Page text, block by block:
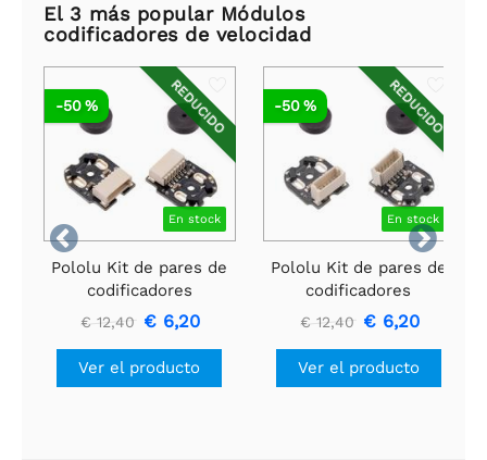
El 3 más popular Módulos
codificadores de velocidad


REDUCIDO
En stock
-50 %
Pololu Kit de pares de
codificadores
magnéticos con
conector de entrada
lateral para
micromotorreductores
€ 12,40 € 6,20
Ver el producto
REDUCIDO
En stock
-50 %
Pololu Kit de pares de
codificadores
magnéticos con
conector de entrada
superior para
micromotorreductores
€ 12,40 € 6,20
Ver el producto